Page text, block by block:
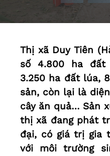
Thị xã Duy Tiên
số 4.800 ha đất
3.250 ha đất lúa,
sản, còn lại là
cây ăn quả… Sản
thị xã đang phát
đại, có giá trị gia
với môi trường